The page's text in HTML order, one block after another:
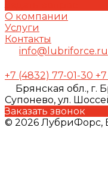
О компании
Услуги
Контакты
info@lubriforce.ru
+7 (4832) 77-01-30
Брянская обл., г.
Супонево, ул.
Заказать звонок
© 2026 ЛубриФорс,